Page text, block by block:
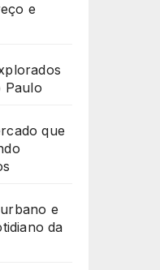
e
Paulo
que
e
da